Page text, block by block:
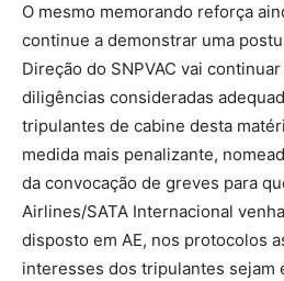
O mesmo memorando reforça
continue a demonstrar uma
Direção do SNPVAC vai
diligências consideradas
tripulantes de cabine desta
medida mais penalizante,
da convocação de greves para
Airlines/SATA Internacional
disposto em AE, nos protocolos
interesses dos tripulantes sejam